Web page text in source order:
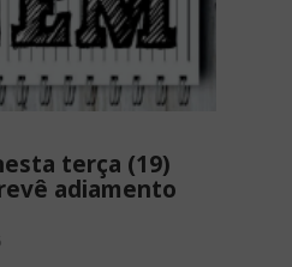
terça (19)
adiamento